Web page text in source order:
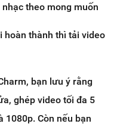
theo mong muốn
hoàn thành thì tải video
bạn lưu ý rằng
ghép video tối đa 5
1080p. Còn nếu bạn